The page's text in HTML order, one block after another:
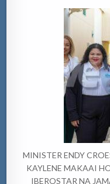
MINISTER ENDY
KAYLENE MAKAAI
IBEROSTAR NA